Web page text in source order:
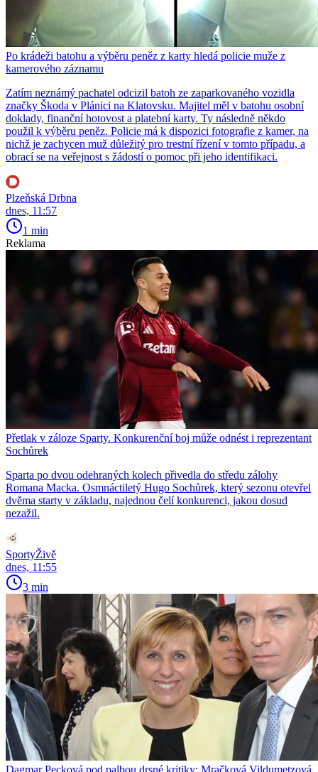
Po krádeži batohu a výběru peněz z karty hledá policie muže z
kamerového záznamu
Zatím neznámý pachatel odcizil batoh ze zaparkovaného vozidla
značky Škoda v Plánici na Klatovsku. Majitel měl v batohu osobní
doklady, finanční hotovost a platební karty. Ty následně někdo
použil k výběru peněz. Policie má k dispozici fotografie z kamer, na
nichž je zachycen muž důležitý pro trestní řízení v tomto případu, a
obrací se na veřejnost s žádostí o pomoc při jeho identifikaci.
Plzeňská Drbna
dnes, 11:57
1 min
Reklama
Přetlak v záloze Sparty. Konkurenční boj může odnést i reprezentant
Sochůrek
Sparta po dvou odehraných kolech přivedla do středu zálohy
Romana Macka. Osmnáctiletý Hugo Sochůrek, který sezonu otevřel
dvěma starty v základu, najednou čelí konkurenci, jakou dosud
nezažil.
SportyŽivě
dnes, 11:55
3 min
Dagmar Pecková pod palbou drsné kritiky: Mračková Vildumetzová